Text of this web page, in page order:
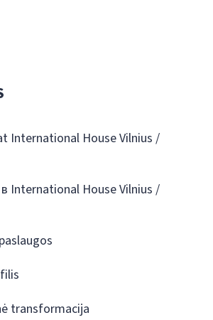
International House Vilnius /
International House Vilnius /
transformacija